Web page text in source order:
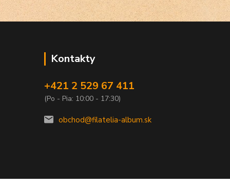
Kontakty
+421 2 529 67 411
(Po - Pia: 10:00 - 17:30)
obchod@filatelia-album.sk